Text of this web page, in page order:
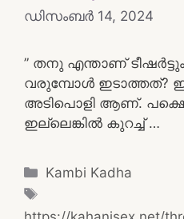
ഡിസംബർ 14, 2024
” തനു എന്താണ്
വരുമ്പോൾ ഇടാത്തത്?
അടിപൊളി ആണ്.
ഇല്ലെങ്കിൽ കുറച്ച് …
Categories
Kambi Kadha